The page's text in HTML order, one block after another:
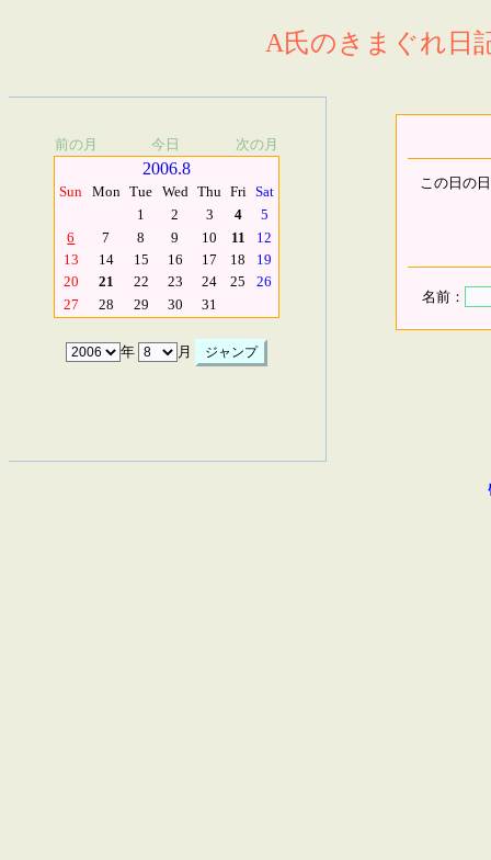
A氏のきまぐれ日
前の月 今日 次の月
2006.8
Sun Mon Tue Wed Thu Fri Sat
1
2 3 4
5
6
7 8 9 10 11
12
13
14 15 16 17 18
19
20
21 22 23 24 25
26
27
28 29 30 31
年 月
この日の
名前：